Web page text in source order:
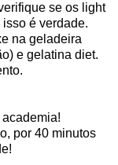
se os light
é verdade.
na geladeira
e gelatina diet.
por 40 minutos